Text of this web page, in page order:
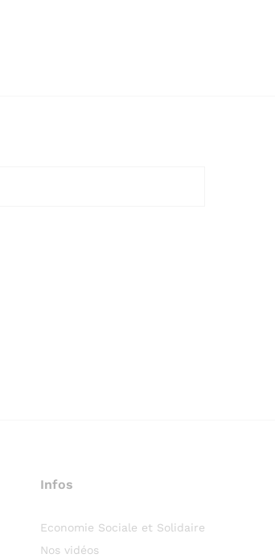
Infos
Economie Sociale et Solidaire
Nos vidéos